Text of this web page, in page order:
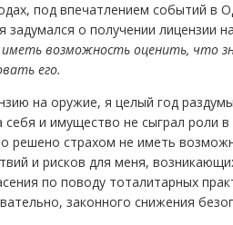
под впечатлением событий в
задумался о получении лицензии
возможность оценить, что
его.
на оружие, я целый год
себя и имущество не сыграл роли
решено страхом не иметь
и рисков для меня,
по поводу тоталитарных
законного снижения